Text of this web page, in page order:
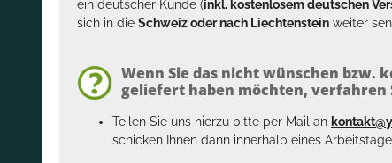
ein deutscher Kunde (inkl. kostenlosem deutschen
sich in die Schweiz oder nach Liechtenstein weiter
Wenn Sie das nicht wünschen bzw.
geliefert haben möchten, verfahren
Teilen Sie uns hierzu bitte per Mail an
schicken Ihnen dann innerhalb eines